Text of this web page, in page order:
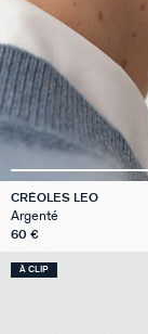
CRÉOLES LEO
Argenté
60 €
À CLIP